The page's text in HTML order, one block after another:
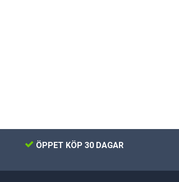
ÖPPET KÖP 30 DAGAR